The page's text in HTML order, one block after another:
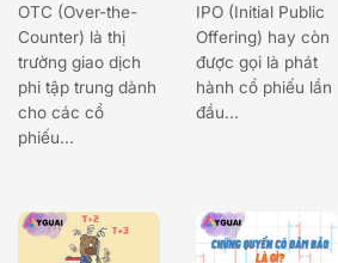
OTC (Over-the-
Counter) là thị
trường giao dịch
phi tập trung dành
cho các cổ
phiếu...
IPO (Initial Public
Offering) hay còn
được gọi là phát
hành cổ phiếu lần
đầu...